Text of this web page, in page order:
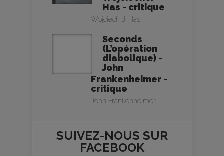
Has - critique
Wojciech J. Has
Seconds
(L’opération
diabolique) -
John
Frankenheimer -
critique
John Frankenheimer
SUIVEZ-NOUS SUR
FACEBOOK